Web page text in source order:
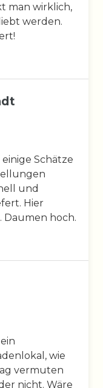
man wirklich,
werden.
Schätze
und
Hier
Daumen hoch.
wie
vermuten
nicht. Wäre